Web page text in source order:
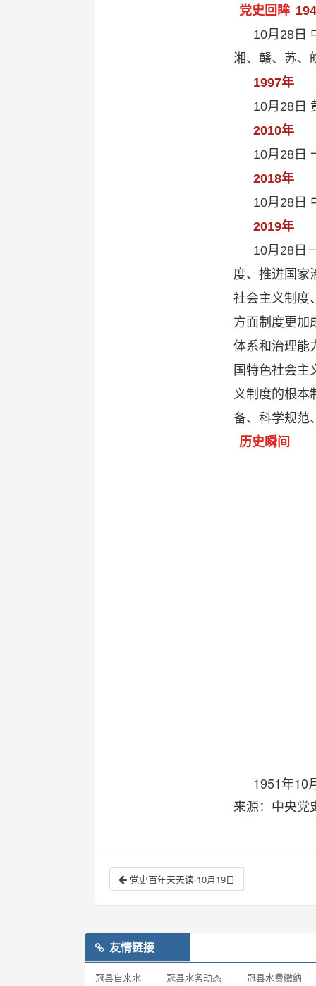
党史回眸
10月28日
湘、赣、苏、
1997年
10月28日
2010年
10月28日
2018年
10月28日
2019年
10月28日
度、推进国家
社会主义制度
方面制度更加
体系和治理能
国特色社会主
义制度的根本
备、科学规范
历史瞬间
1951年10
来源：中央党
党史百年天天读·10月19日
友情链接
冠县自来水 冠县水务动态
冠县水费缴纳